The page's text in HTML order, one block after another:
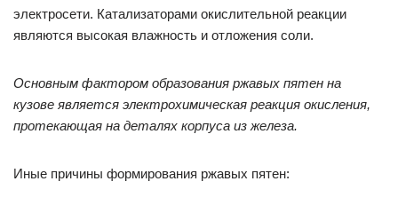
электросети. Катализаторами окислительной реакции
являются высокая влажность и отложения соли.
Основным фактором образования ржавых пятен на
кузове является электрохимическая реакция окисления,
протекающая на деталях корпуса из железа.
Иные причины формирования ржавых пятен: